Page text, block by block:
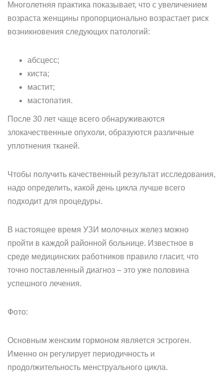
Многолетняя практика показывает, что с увеличением
возраста женщины пропорционально возрастает риск
возникновения следующих патологий:
абсцесс;
киста;
мастит;
мастопатия.
После 30 лет чаще всего обнаруживаются
злокачественные опухоли, образуются различные
уплотнения тканей.
Чтобы получить качественный результат исследования,
надо определить, какой день цикла лучше всего
подходит для процедуры.
В настоящее время УЗИ молочных желез можно
пройти в каждой районной больнице. Известное в
среде медицинских работников правило гласит, что
точно поставленный диагноз – это уже половина
успешного лечения.
Фото:
Основным женским гормоном является эстроген.
Именно он регулирует периодичность и
продолжительность менструального цикла.